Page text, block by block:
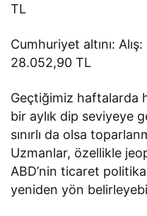
TL
Cumhuriyet altını:
28.052,90 TL
Geçtiğimiz haftalarda
bir aylık dip seviyeye
sınırlı da olsa
Uzmanlar, özellikle
ABD’nin ticaret
yeniden yön